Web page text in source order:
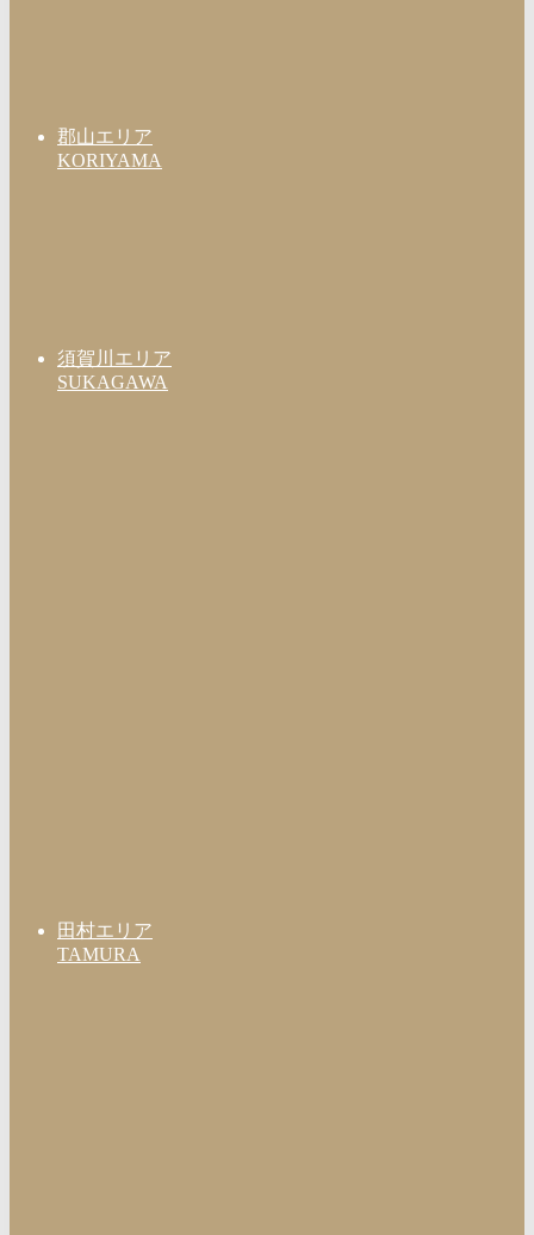
郡山エリア
KORIYAMA
須賀川エリア
SUKAGAWA
田村エリア
TAMURA